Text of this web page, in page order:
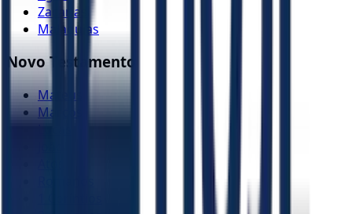
Zacarias
Malaquias
Novo Testamento
Mateus
Marcos